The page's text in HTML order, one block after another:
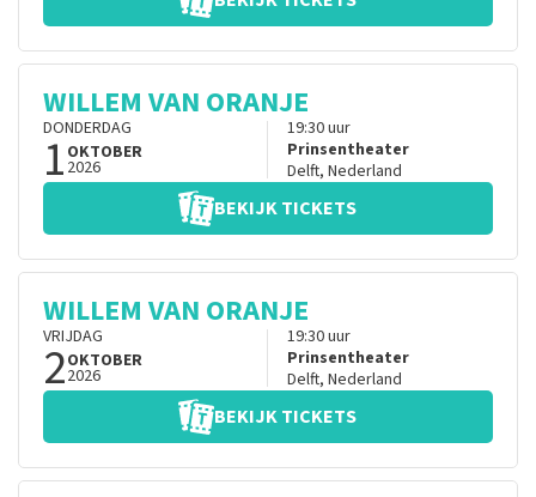
WILLEM VAN ORANJE
DONDERDAG
1 OKTOBER
2026
19:30uur
Prinsentheater
Delft, Nederland
BEKIJK TICKETS
WILLEM VAN ORANJE
VRIJDAG
2OKTOBER
2026
19:30uur
Prinsentheater
Delft, Nederland
BEKIJK TICKETS